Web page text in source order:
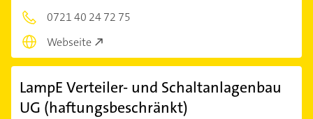
0721 40 24 72 75
Webseite
LampE Verteiler- und Schaltanlagenbau
UG (haftungsbeschränkt)